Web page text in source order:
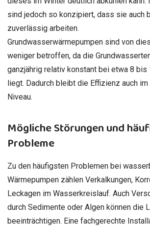
sind jedoch so konzipiert, dass sie auch
zuverlässig arbeiten.
Grundwasserwärmepumpen sind von
weniger betroffen, da die
ganzjährig relativ konstant bei etwa 8 bis
liegt. Dadurch bleibt die Effizienz auch
Niveau.
Mögliche Störungen und
Probleme
Zu den häufigsten Problemen bei
Wärmepumpen zählen Verkalkungen,
Leckagen im Wasserkreislauf. Auch
durch Sedimente oder Algen können die
beeinträchtigen. Eine fachgerechte